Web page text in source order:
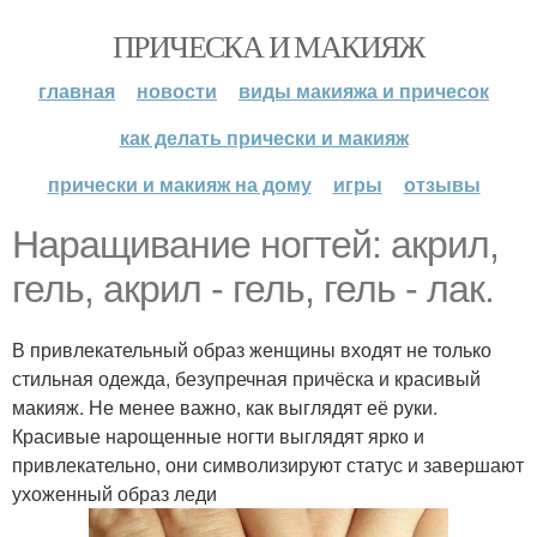
ПРИЧЕСКА И МАКИЯЖ
главная новости
виды макияжа и причесок
как делать прически и макияж
прически и макияж на дому
игры отзывы
Наращивание ногтей: акрил,
гель, акрил - гель, гель - лак.
В привлекательный образ женщины входят не только
стильная одежда, безупречная причёска и красивый
макияж. Не менее важно, как выглядят её руки.
Красивые нарощенные ногти выглядят ярко и
привлекательно, они символизируют статус и завершают
ухоженный образ леди